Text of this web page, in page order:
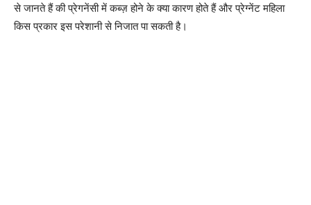
से जानते हैं की प्रेगनेंसी में कब्ज़ होने के क्या कारण होते हैं और प्रेग्नेंट महिला
किस प्रकार इस परेशानी से निजात पा सकती है।